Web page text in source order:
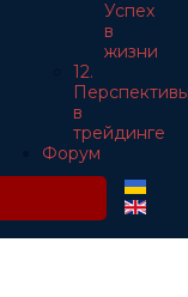
Успех
в
жизни
12.
в
трейдинге
Форум